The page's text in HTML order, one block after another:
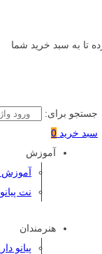
تا به سبد خرید شما
جستجو برای:
سبد خرید 0
آموزش
آموزش
نت پیانو
هنرمندان
پیانو